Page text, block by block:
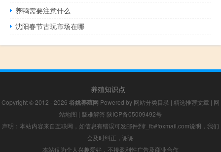
养鸭需要注意什么
沈阳春节古玩市场在哪
养殖知识点
Copyright © 2012 - 2026 谷姚养殖网 Powered by 网站分类目录 | 精选推荐文章 | 网
站地图 | 疑难解答 陕ICP备05009492号
声明：本站内容来自互联网，如信息有错误可发邮件到f_fb#foxmail.com说明，我们
会及时纠正，谢谢
本站仅为个人兴趣爱好，不接盈利性广告及商业合作